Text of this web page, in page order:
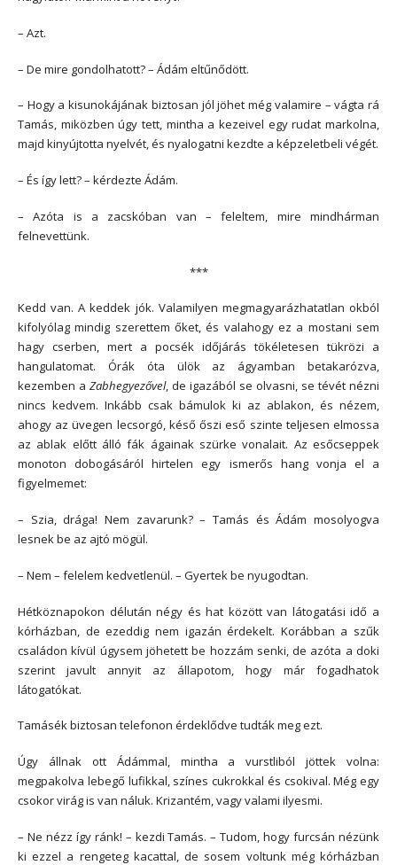
– Azt.
– De mire gondolhatott? – Ádám eltűnődött.
– Hogy a kisunokájának biztosan jól jöhet még valamire – vágta rá
Tamás, miközben úgy tett, mintha a kezeivel egy rudat markolna,
majd kinyújtotta nyelvét, és nyalogatni kezdte a képzeletbeli végét.
– És így lett? – kérdezte Ádám.
– Azóta is a zacskóban van – feleltem, mire mindhárman
felnevettünk.
***
Kedd van. A keddek jók. Valamilyen megmagyarázhatatlan okból
kifolyólag mindig szerettem őket, és valahogy ez a mostani sem
hagy cserben, mert a pocsék időjárás tökéletesen tükrözi a
hangulatomat. Órák óta ülök az ágyamban betakarózva,
kezemben a Zabhegyezővel, de igazából se olvasni, se tévét nézni
nincs kedvem. Inkább csak bámulok ki az ablakon, és nézem,
ahogy az üvegen lecsorgó, késő őszi eső szinte teljesen elmossa
az ablak előtt álló fák ágainak szürke vonalait. Az esőcseppek
monoton dobogásáról hirtelen egy ismerős hang vonja el a
figyelmemet:
– Szia, drága! Nem zavarunk? – Tamás és Ádám mosolyogva
lesnek be az ajtó mögül.
– Nem – felelem kedvetlenül. – Gyertek be nyugodtan.
Hétköznapokon délután négy és hat között van látogatási idő a
kórházban, de ezeddig nem igazán érdekelt. Korábban a szűk
családon kívül úgysem jöhetett be hozzám senki, de azóta a doki
szerint javult annyit az állapotom, hogy már fogadhatok
látogatókat.
Tamásék biztosan telefonon érdeklődve tudták meg ezt.
Úgy állnak ott Ádámmal, mintha a vurstliból jöttek volna:
megpakolva lebegő lufikkal, színes cukrokkal és csokival. Még egy
csokor virág is van náluk. Krizantém, vagy valami ilyesmi.
– Ne nézz így ránk! – kezdi Tamás. – Tudom, hogy furcsán nézünk
ki ezzel a rengeteg kacattal, de sosem voltunk még kórházban